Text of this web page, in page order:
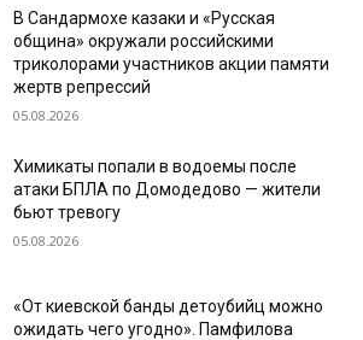
В Сандармохе казаки и «Русская
община» окружали российскими
триколорами участников акции памяти
жертв репрессий
05.08.2026
Химикаты попали в водоемы после
атаки БПЛА по Домодедово — жители
бьют тревогу
05.08.2026
«От киевской банды детоубийц можно
ожидать чего угодно». Памфилова